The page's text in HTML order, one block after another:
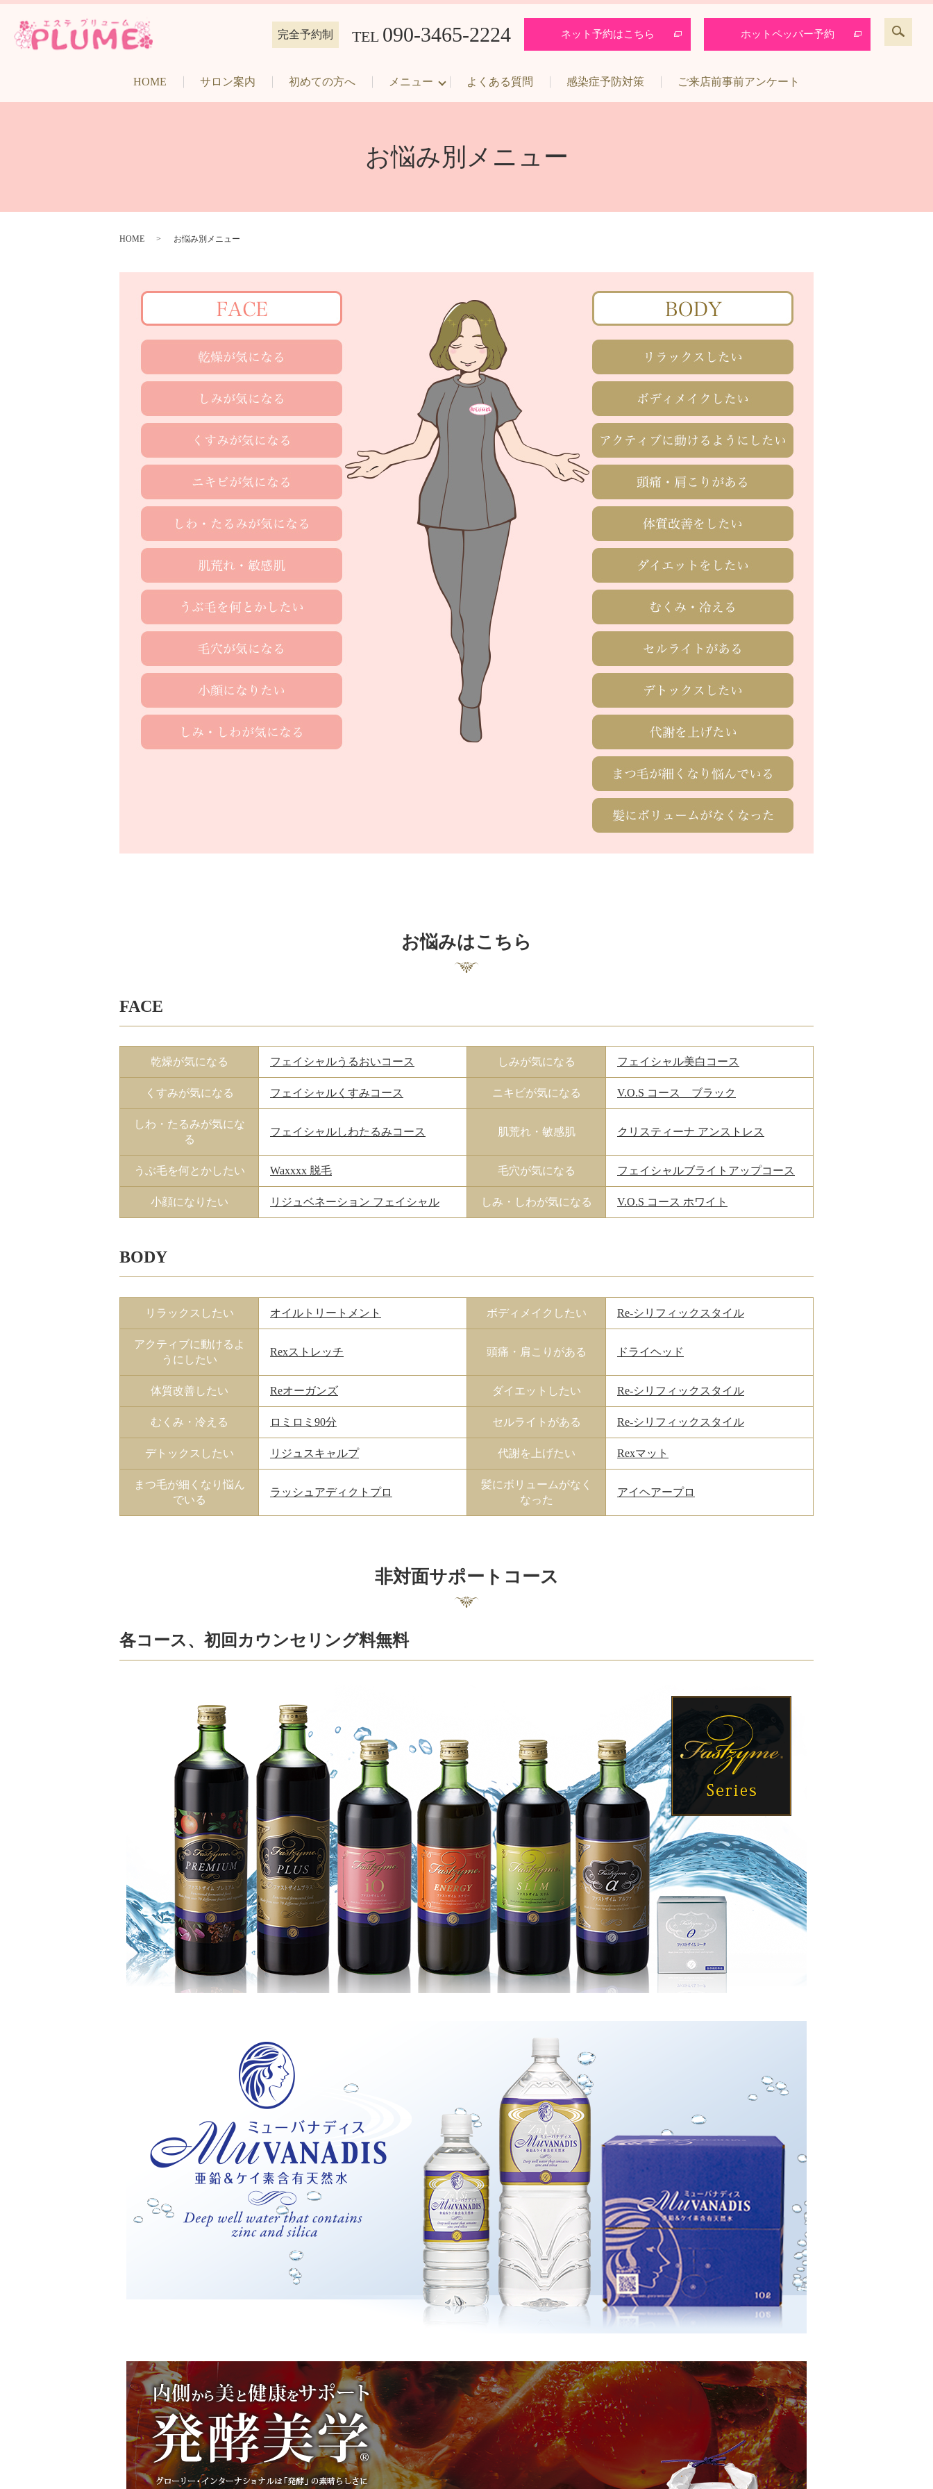
完全予約制 TEL 090-3465-2224 ネット予約はこちら ホットペッパー予約
HOME サロン案内 初めての方へ メニュー よくある質問 感染症予防対策 ご来店前事前アンケート
お悩み別メニュー
HOME お悩み別メニュー
お悩みはこちら
FACE
乾燥が気になる フェイシャルうるおいコース しみが気になる フェイシャル美白コース
くすみが気になる フェイシャルくすみコース ニキビが気になる V.O.S コース ブラック
しわ・たるみが気にな
る
フェイシャルしわたるみコース 肌荒れ・敏感肌 クリスティーナ アンストレス
うぶ毛を何とかしたい Waxxxx 脱毛 毛穴が気になる フェイシャルブライトアップコース
小顔になりたい リジュベネーション フェイシャル しみ・しわが気になる V.O.S コース ホワイト
BODY
リラックスしたい オイルトリートメント ボディメイクしたい Re-シリフィックスタイル
アクティブに動けるよ
うにしたい
Rexストレッチ 頭痛・肩こりがある ドライヘッド
体質改善したい Reオーガンズ ダイエットしたい Re-シリフィックスタイル
むくみ・冷える ロミロミ90分 セルライトがある Re-シリフィックスタイル
デトックスしたい リジュスキャルプ 代謝を上げたい Rexマット
まつ毛が細くなり悩ん
でいる
ラッシュアディクトプロ
髪にボリュームがなく
なった
アイヘアープロ
非対面サポートコース
各コース、初回カウンセリング料無料